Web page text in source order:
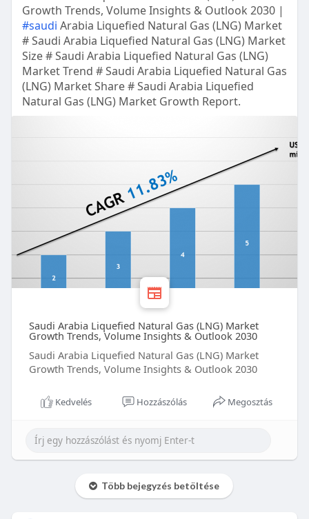
Growth Trends, Volume Insights & Outlook 2030 |
#saudi Arabia Liquefied Natural Gas (LNG) Market
# Saudi Arabia Liquefied Natural Gas (LNG) Market
Size # Saudi Arabia Liquefied Natural Gas (LNG)
Market Trend # Saudi Arabia Liquefied Natural Gas
(LNG) Market Share # Saudi Arabia Liquefied
Natural Gas (LNG) Market Growth Report.
Saudi Arabia Liquefied Natural Gas (LNG) Market
Growth Trends, Volume Insights & Outlook 2030
Saudi Arabia Liquefied Natural Gas (LNG) Market
Growth Trends, Volume Insights & Outlook 2030
Kedvelés Hozzászólás Megosztás
Több bejegyzés betöltése